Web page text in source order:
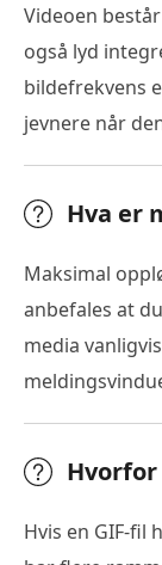
Videoen
også lyd
bildefrekvens
jevnere når
Hva er
Maksimal
anbefales at
media
Hvorfor
Hvis en GIF-fil